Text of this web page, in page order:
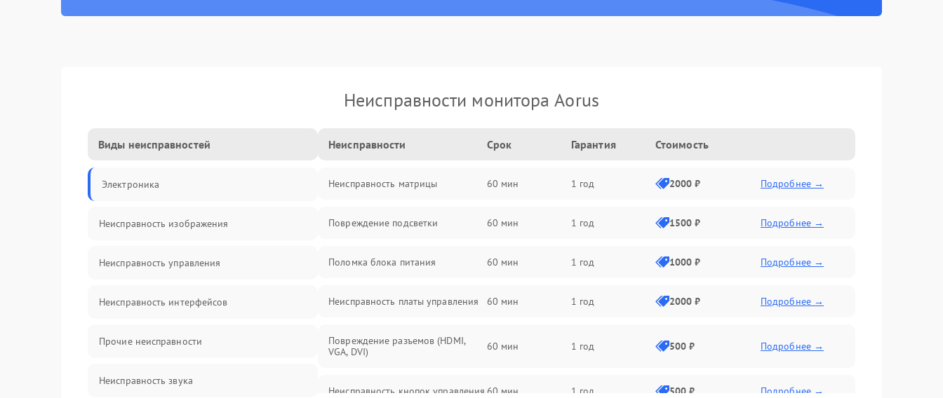
Неисправности монитора Aorus
Виды неисправностей
Электроника
Неисправность изображения
Неисправность управления
Неисправность интерфейсов
Прочие неисправности
Неисправность звука
Неисправности Срок Гарантия Стоимость
Неисправность матрицы 60 мин 1 год 2000 ₽ Подробнее →
Повреждение подсветки 60 мин 1 год 1500 ₽ Подробнее →
Поломка блока питания 60 мин 1 год 1000 ₽ Подробнее →
Неисправность платы управления 60 мин 1 год 2000 ₽ Подробнее →
Повреждение разъемов (HDMI,
VGA, DVI)
60 мин 1 год 500 ₽ Подробнее →
Неисправность кнопок управления 60 мин 1 год 500 ₽ Подробнее →